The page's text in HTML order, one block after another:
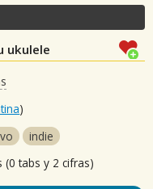
ukulele
)
indie
(0 tabs y 2 cifras)